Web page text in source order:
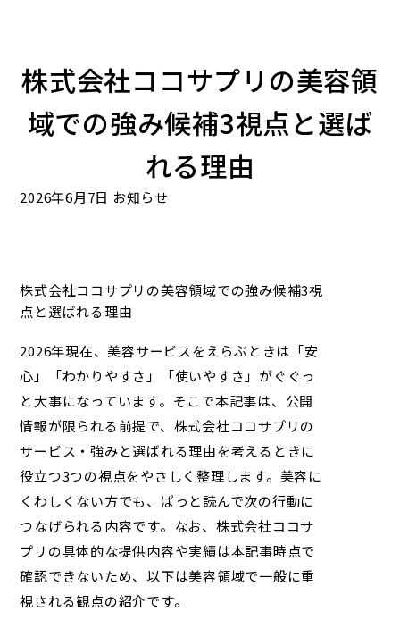
株式会社ココサプリの美容領
域での強み候補3視点と選ば
れる理由
2026年6月7日 お知らせ
株式会社ココサプリの美容領域での強み候補3視
点と選ばれる理由
2026年現在、美容サービスをえらぶときは「安
心」「わかりやすさ」「使いやすさ」がぐぐっ
と大事になっています。そこで本記事は、公開
情報が限られる前提で、 株式会社ココサプリの
サービス・強みと選ばれる理由を考えるときに
役立つ3つの視点をやさしく整理します。美容に
くわしくない方でも、ぱっと読んで次の行動に
つなげられる内容です。なお、 株式会社ココサ
プリ の具体的な提供内容や実績は本記事時点で
確認できないため、以下は美容領域で一般に重
視される観点の紹介です。